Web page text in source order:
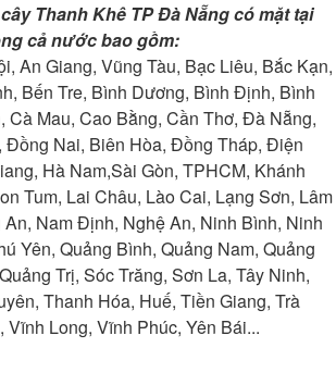
Thanh Khê TP Đà Nẵng có mặt tại
cả nước bao gồm:
An Giang, Vũng Tàu, Bạc Liêu, Bắc Kạn,
Bến Tre, Bình Dương, Bình Định, Bình
Cà Mau, Cao Bằng, Cần Thơ, Đà Nẵng,
Nai, Biên Hòa, Đồng Tháp, Điện
Hà Nam,Sài Gòn, TPHCM, Khánh
Tum, Lai Châu, Lào Cai, Lạng Sơn, Lâm
Nam Định, Nghệ An, Ninh Bình, Ninh
Yên, Quảng Bình, Quảng Nam, Quảng
Trị, Sóc Trăng, Sơn La, Tây Ninh,
Thanh Hóa, Huế, Tiền Giang, Trà
Vĩnh Long, Vĩnh Phúc, Yên Bái...